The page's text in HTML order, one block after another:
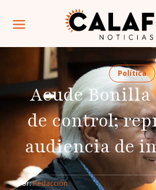
Política
Acude Bonilla
de control;
audiencia de
Por: Redacción